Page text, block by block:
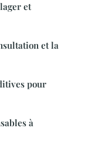
et
et la
pour
à